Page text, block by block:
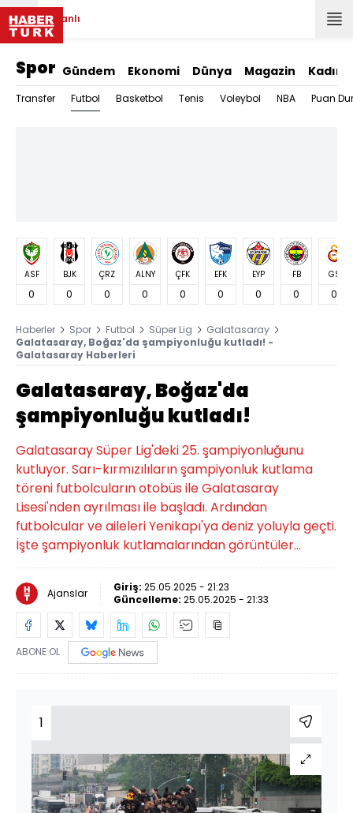
Canlı
Spor Gündem Ekonomi Dünya Magazin Kadın
Transfer Futbol Basketbol Tenis Voleybol NBA Puan
ASF
0
BJK
0
ÇRZ
0
ALNY
0
ÇFK
0
EFK
0
EYP
0
FB
0
GS
0
Haberler Spor Futbol Süper Lig
Galatasaray
Galatasaray, Boğaz'da şampiyonluğu kutladı! -
Galatasaray Haberleri
Galatasaray, Boğaz'da
şampiyonluğu kutladı!
Galatasaray Süper Lig'deki 25. şampiyonluğunu
kutluyor. Sarı-kırmızılıların şampiyonluk kutlama
töreni futbolcuların otobüs ile Galatasaray
Lisesi'nden ayrılması ile başladı. Ardından
futbolcular ve aileleri Yenikapı'ya deniz yoluyla geçti.
İşte şampiyonluk kutlamalarından görüntüler...
Ajanslar Giriş: 25.05.2025 - 21:23
Güncelleme: 25.05.2025 - 21:33
ABONE OL
1